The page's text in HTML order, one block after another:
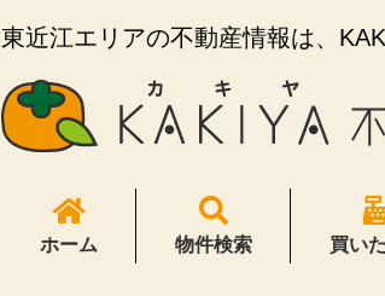
東近江エリアの不動産情報は、
ホーム 物件検索 買い